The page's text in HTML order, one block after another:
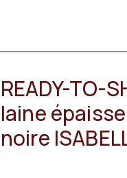
READY-TO-
laine
noire